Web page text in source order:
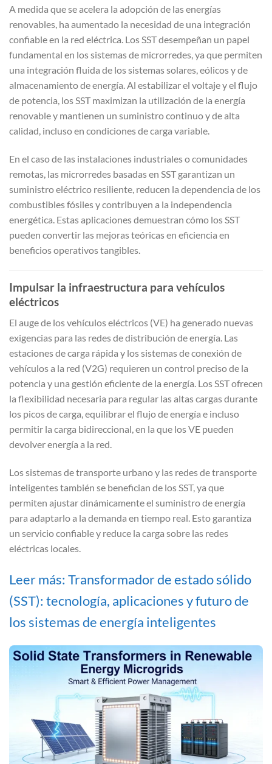
A medida que se acelera la adopción de las energías
renovables, ha aumentado la necesidad de una integración
confiable en la red eléctrica. Los SST desempeñan un papel
fundamental en los sistemas de microrredes, ya que permiten
una integración fluida de los sistemas solares, eólicos y de
almacenamiento de energía. Al estabilizar el voltaje y el flujo
de potencia, los SST maximizan la utilización de la energía
renovable y mantienen un suministro continuo y de alta
calidad, incluso en condiciones de carga variable.
En el caso de las instalaciones industriales o comunidades
remotas, las microrredes basadas en SST garantizan un
suministro eléctrico resiliente, reducen la dependencia de los
combustibles fósiles y contribuyen a la independencia
energética. Estas aplicaciones demuestran cómo los SST
pueden convertir las mejoras teóricas en eficiencia en
beneficios operativos tangibles.
Impulsar la infraestructura para vehículos
eléctricos
El auge de los vehículos eléctricos (VE) ha generado nuevas
exigencias para las redes de distribución de energía. Las
estaciones de carga rápida y los sistemas de conexión de
vehículos a la red (V2G) requieren un control preciso de la
potencia y una gestión eficiente de la energía. Los SST ofrecen
la flexibilidad necesaria para regular las altas cargas durante
los picos de carga, equilibrar el flujo de energía e incluso
permitir la carga bidireccional, en la que los VE pueden
devolver energía a la red.
Los sistemas de transporte urbano y las redes de transporte
inteligentes también se benefician de los SST, ya que
permiten ajustar dinámicamente el suministro de energía
para adaptarlo a la demanda en tiempo real. Esto garantiza
un servicio confiable y reduce la carga sobre las redes
eléctricas locales.
Leer más: Transformador de estado sólido
(SST): tecnología, aplicaciones y futuro de
los sistemas de energía inteligentes